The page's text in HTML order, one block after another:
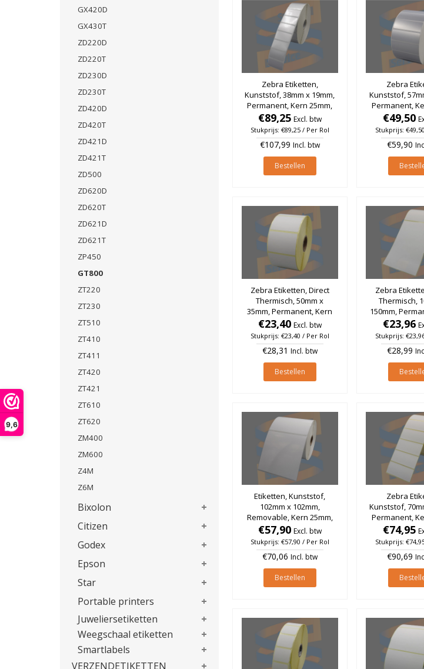
9,6
GX420D
GX430T
ZD220D
ZD220T
ZD230D
ZD230T
ZD420D
ZD420T
ZD421D
ZD421T
ZD500
ZD620D
ZD620T
ZD621D
ZD621T
ZP450
GT800
ZT220
ZT230
ZT510
ZT410
ZT411
ZT420
ZT421
ZT610
ZT620
ZM400
ZM600
Z4M
Z6M
Bixolon
Citizen
Godex
Epson
Star
Portable printers
Juweliersetiketten
Weegschaal etiketten
Smartlabels
VERZENDETIKETTEN
Zebra Etiketten,
Kunststof, 38mm x 19mm,
Permanent, Kern 25mm,
Zilver, rol à 3.720 stuks
€89,25 Excl. btw
Stukprijs: €89,25 / Per Rol
€107,99 Incl. btw
Bestellen
Zebra
Kunststof,
Permanent,
Zilver, rol à
€49,50
Stukprijs:
€59,90
Zebra Etiketten, Direct
Thermisch, 50mm x
35mm, Permanent, Kern
25mm, rol à 1.500 stuks
€23,40 Excl. btw
Stukprijs: €23,40 / Per Rol
€28,31 Incl. btw
Bestellen
Zebra
Thermisch,
150mm,
25mm, rol à
€23,96
Stukprijs:
€28,99
Etiketten, Kunststof,
102mm x 102mm,
Removable, Kern 25mm,
rol à 750 stuks
€57,90 Excl. btw
Stukprijs: €57,90 / Per Rol
€70,06 Incl. btw
Bestellen
Zebra
Kunststof,
Permanent,
rol à
€74,95
Stukprijs:
€90,69